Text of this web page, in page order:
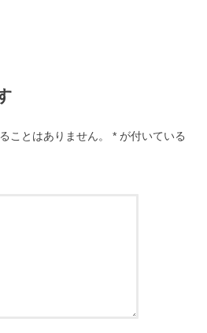
ことはありません。 * が付いている